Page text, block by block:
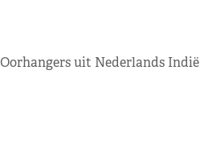
Oorhangers uit Nederlands Indië